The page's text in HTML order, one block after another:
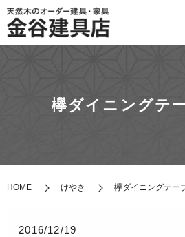
欅ダイニングテ
HOME けやき 欅ダイニングテー
2016/12/19